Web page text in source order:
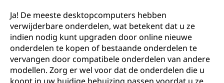
Ja! De meeste desktopcomputers hebben
verwijderbare onderdelen, wat betekent dat u ze
indien nodig kunt upgraden door online nieuwe
onderdelen te kopen of bestaande onderdelen te
vervangen door compatibele onderdelen van andere
modellen. Zorg er wel voor dat de onderdelen die u